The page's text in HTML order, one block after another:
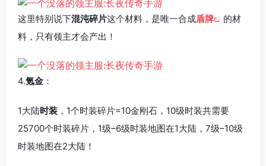
这里特别说下混沌碎片这个材料，是唯一合成盾牌
的材
料，只有领主才会产出！
4.氪金 ：
1大陆时装 ，1个时装碎片=10金刚石，10级时装共需要
25700个时装碎片，1级–6级时装地图在1大陆，7级–10级
时装地图在2大陆！